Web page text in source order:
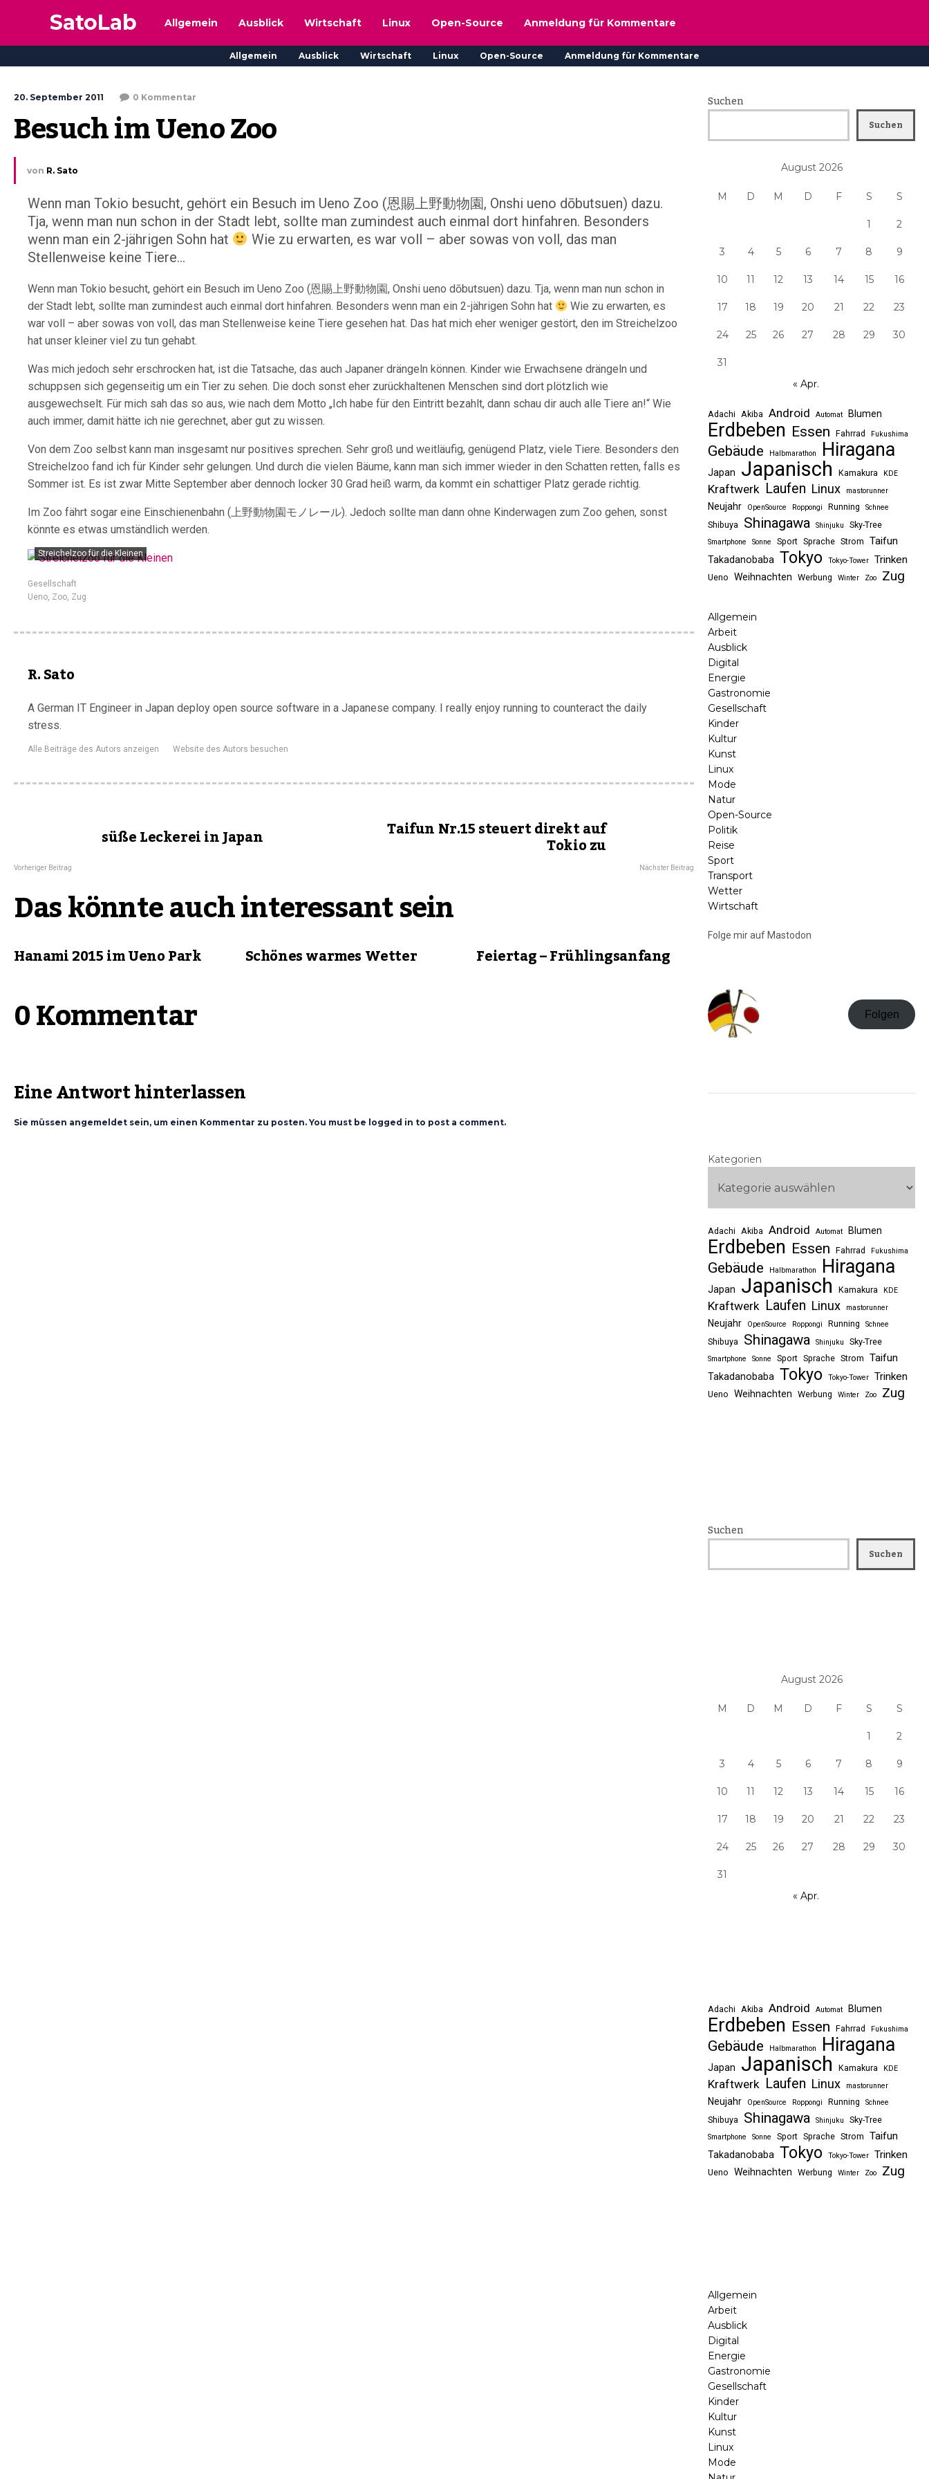
SatoLab Allgemein Ausblick Wirtschaft Linux Open-Source Anmeldung für Kommentare
Allgemein Ausblick Wirtschaft Linux Open-Source Anmeldung für Kommentare
20. September 2011 0 Kommentar
Besuch im Ueno Zoo
von R. Sato
Wenn man Tokio besucht, gehört ein Besuch im Ueno Zoo (恩賜上野動物園, Onshi ueno dōbutsuen) dazu.
Tja, wenn man nun schon in der Stadt lebt, sollte man zumindest auch einmal dort hinfahren. Besonders
wenn man ein 2-jährigen Sohn hat
Wie zu erwarten, es war voll – aber sowas von voll, das man
Stellenweise keine Tiere...
Wenn man Tokio besucht, gehört ein Besuch im Ueno Zoo (恩賜上野動物園, Onshi ueno dōbutsuen) dazu. Tja, wenn man nun schon in
der Stadt lebt, sollte man zumindest auch einmal dort hinfahren. Besonders wenn man ein 2-jährigen Sohn hat
Wie zu erwarten, es
war voll – aber sowas von voll, das man Stellenweise keine Tiere gesehen hat. Das hat mich eher weniger gestört, den im Streichelzoo
hat unser kleiner viel zu tun gehabt.
Was mich jedoch sehr erschrocken hat, ist die Tatsache, das auch Japaner drängeln können. Kinder wie Erwachsene drängeln und
schuppsen sich gegenseitig um ein Tier zu sehen. Die doch sonst eher zurückhaltenen Menschen sind dort plötzlich wie
ausgewechselt. Für mich sah das so aus, wie nach dem Motto „Ich habe für den Eintritt bezahlt, dann schau dir auch alle Tiere an!“ Wie
auch immer, damit hätte ich nie gerechnet, aber gut zu wissen.
Von dem Zoo selbst kann man insgesamt nur positives sprechen. Sehr groß und weitläufig, genügend Platz, viele Tiere. Besonders den
Streichelzoo fand ich für Kinder sehr gelungen. Und durch die vielen Bäume, kann man sich immer wieder in den Schatten retten, falls es
Sommer ist. Es ist zwar Mitte September aber dennoch locker 30 Grad heiß warm, da kommt ein schattiger Platz gerade richtig.
Im Zoo fährt sogar eine Einschienenbahn (上野動物園モノレール). Jedoch sollte man dann ohne Kinderwagen zum Zoo gehen, sonst
könnte es etwas umständlich werden.
Streichelzoo für die Kleinen
Gesellschaft
Ueno, Zoo, Zug
R. Sato
A German IT Engineer in Japan deploy open source software in a Japanese company. I really enjoy running to counteract the daily
stress.
Alle Beiträge des Autors anzeigen Website des Autors besuchen
süße Leckerei in Japan
Vorheriger Beitrag
Taifun Nr.15 steuert direkt auf
Tokio zu
Nächster Beitrag
Das könnte auch interessant sein
Hanami 2015 im Ueno Park Schönes warmes Wetter Feiertag – Frühlingsanfang
0 Kommentar
Eine Antwort hinterlassen
Sie müssen angemeldet sein, um einen Kommentar zu posten. You must be logged in to post a comment.
Suchen
Suchen
August 2026
M D M D F S S
1 2
3 4 5 6 7 8 9
10 11 12 13 14 15 16
17 18 19 20 21 22 23
24 25 26 27 28 29 30
31
« Apr.
Adachi Akiba Android Automat Blumen
Erdbeben Essen Fahrrad Fukushima
Gebäude Halbmarathon Hiragana
Japan Japanisch Kamakura KDE
Kraftwerk Laufen Linux mastorunner
Neujahr OpenSource Roppongi Running Schnee
Shibuya Shinagawa Shinjuku Sky-Tree
Smartphone Sonne Sport Sprache Strom Taifun
Takadanobaba Tokyo Tokyo-Tower Trinken
Ueno Weihnachten Werbung Winter Zoo Zug
Allgemein
Arbeit
Ausblick
Digital
Energie
Gastronomie
Gesellschaft
Kinder
Kultur
Kunst
Linux
Mode
Natur
Open-Source
Politik
Reise
Sport
Transport
Wetter
Wirtschaft
Folge mir auf Mastodon
Folgen
Kategorien
Adachi Akiba Android Automat Blumen
Erdbeben Essen Fahrrad Fukushima
Gebäude Halbmarathon Hiragana
Japan Japanisch Kamakura KDE
Kraftwerk Laufen Linux mastorunner
Neujahr OpenSource Roppongi Running Schnee
Shibuya Shinagawa Shinjuku Sky-Tree
Smartphone Sonne Sport Sprache Strom Taifun
Takadanobaba Tokyo Tokyo-Tower Trinken
Ueno Weihnachten Werbung Winter Zoo Zug
Suchen
Suchen
August 2026
M D M D F S S
1 2
3 4 5 6 7 8 9
10 11 12 13 14 15 16
17 18 19 20 21 22 23
24 25 26 27 28 29 30
31
« Apr.
Adachi Akiba Android Automat Blumen
Erdbeben Essen Fahrrad Fukushima
Gebäude Halbmarathon Hiragana
Japan Japanisch Kamakura KDE
Kraftwerk Laufen Linux mastorunner
Neujahr OpenSource Roppongi Running Schnee
Shibuya Shinagawa Shinjuku Sky-Tree
Smartphone Sonne Sport Sprache Strom Taifun
Takadanobaba Tokyo Tokyo-Tower Trinken
Ueno Weihnachten Werbung Winter Zoo Zug
Allgemein
Arbeit
Ausblick
Digital
Energie
Gastronomie
Gesellschaft
Kinder
Kultur
Kunst
Linux
Mode